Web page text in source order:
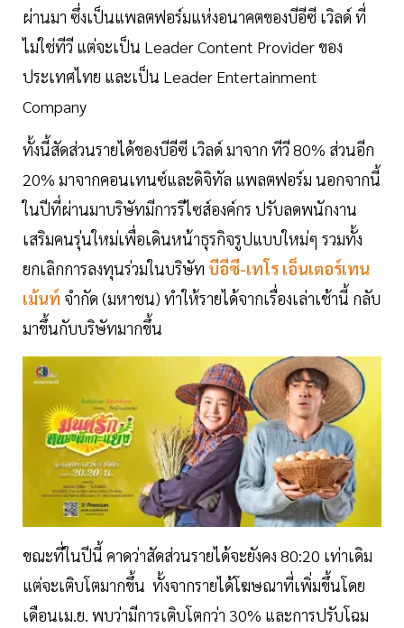
ผ่านมา ซึ่งเป็นแพลตฟอร์มแห่งอนาคตของบีอีซี เวิลด์ ที่
ไม่ใช่ทีวี แต่จะเป็น Leader Content Provider ของ
ประเทศไทย และเป็น Leader Entertainment
Company
ทั้งนี้สัดส่วนรายได้ของบีอีซี เวิลด์ มาจาก ทีวี 80% ส่วนอีก
20% มาจากคอนเทนซ์และดิจิทัล แพลตฟอร์ม นอกจากนี้
ในปีที่ผ่านมาบริษัทมีการรีไซส์องค์กร ปรับลดพนักงาน
เสริมคนรุ่นใหม่เพื่อเดินหน้าธุรกิจรูปแบบใหม่ๆ รวมทั้ง
ยกเลิกการลงทุนร่วมในบริษัท บีอีซี-เทโร เอ็นเตอร์เทน
เม้นท์ จำกัด (มหาชน) ทำให้รายได้จากเรื่องเล่าเช้านี้ กลับ
มาขึ้นกับบริษัทมากขึ้น
ขณะที่ในปีนี้ คาดว่าสัดส่วนรายได้จะยังคง 80:20 เท่าเดิม
แต่จะเติบโตมากขึ้น ทั้งจากรายได้โฆษณาที่เพิ่มขึ้นโดย
เดือนเม.ย. พบว่ามีการเติบโตกว่า 30% และการปรับโฉม